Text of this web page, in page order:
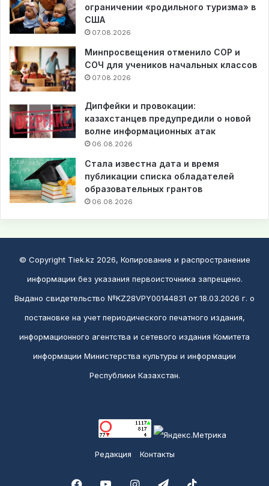
ограничении «родильного туризма» в
США
07.08.2026
Минпросвещения отменило СОР и
СОЧ для учеников начальных классов
07.08.2026
Дипфейки и провокации:
казахстанцев предупредили о новой
волне информационных атак
06.08.2026
Стала известна дата и время
публикации списка обладателей
образовательных грантов
06.08.2026
© Copyright Tiek.kz 2026, Копирование и распространение
информации без указания первоисточника запрещено.
Выдано свидетельство №KZ28VPY00144831 от 18.03.2026 г. о
постановке на учет периодического печатного издания,
информационного агентства и сетевого издания Комитета
информации Министерства культуры и информации
Республики Казахстан.
Редакция Контакты